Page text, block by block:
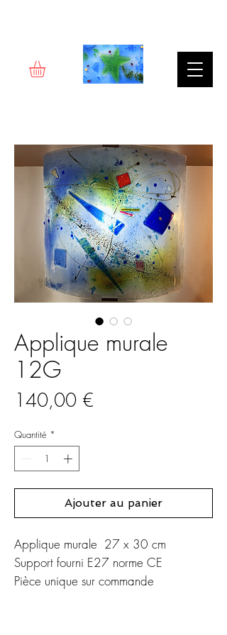
Applique murale
12G
140,00 €
Quantité *
Ajouter au panier
Applique murale 27 x 30 cm
Support fourni E27 norme CE
Pièce unique sur commande